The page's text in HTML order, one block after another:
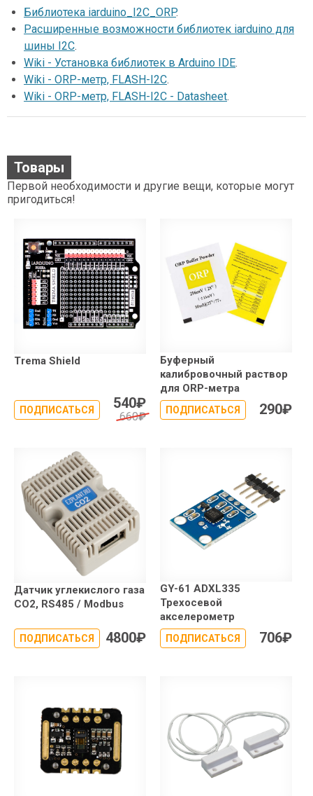
Библиотека iarduino_I2C_ORP.
Расширенные возможности библиотек iarduino для
шины I2C.
Wiki - Установка библиотек в Arduino IDE.
Wiki - ORP-метр, FLASH-I2C.
Wiki - ORP-метр, FLASH-I2C - Datasheet.
Товары
Первой необходимости и другие вещи, которые могут
пригодиться!
Trema Shield
ПОДПИСАТЬСЯ 540₽
660₽
Буферный
калибровочный раствор
для ORP-метра
ПОДПИСАТЬСЯ 290₽
Датчик углекислого газа
CO2, RS485 / Modbus
ПОДПИСАТЬСЯ 4800₽
GY-61 ADXL335
Трехосевой
акселерометр
ПОДПИСАТЬСЯ 706₽